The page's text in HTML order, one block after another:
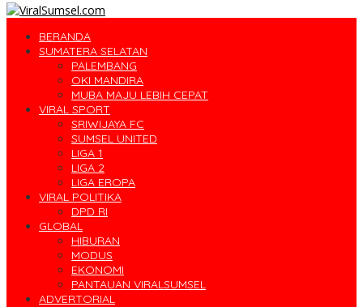
BERANDA
SUMATERA SELATAN
PALEMBANG
OKI MANDIRA
MUBA MAJU LEBIH CEPAT
VIRAL SPORT
SRIWIJAYA FC
SUMSEL UNITED
LIGA 1
LIGA 2
LIGA EROPA
VIRAL POLITIKA
DPD RI
GLOBAL
HIBURAN
MODUS
EKONOMI
PANTAUAN VIRALSUMSEL
ADVERTORIAL